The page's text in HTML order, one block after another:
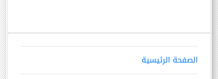
الصفحة الرئيسية